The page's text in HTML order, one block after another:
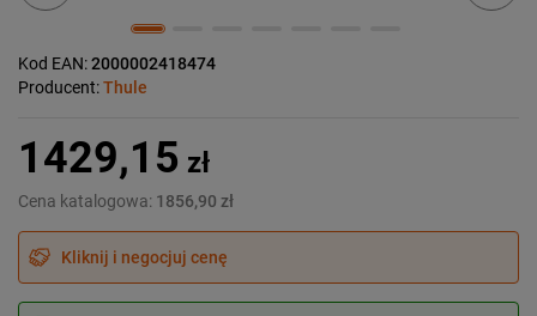
Kod EAN:2000002418474
Producent:Thule
1429,15 zł
Cena katalogowa: 1856,90 zł
Kliknij i negocjuj cenę